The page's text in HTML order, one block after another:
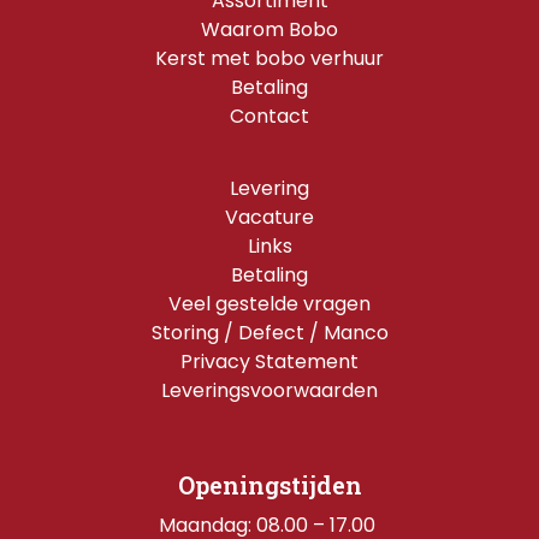
Waarom Bobo
Kerst met bobo verhuur
Betaling
Contact
Levering
Vacature
Links
Betaling
Veel gestelde vragen
Storing / Defect / Manco
Privacy Statement
Leveringsvoorwaarden
Openingstijden
Maandag: 08.00 – 17.00